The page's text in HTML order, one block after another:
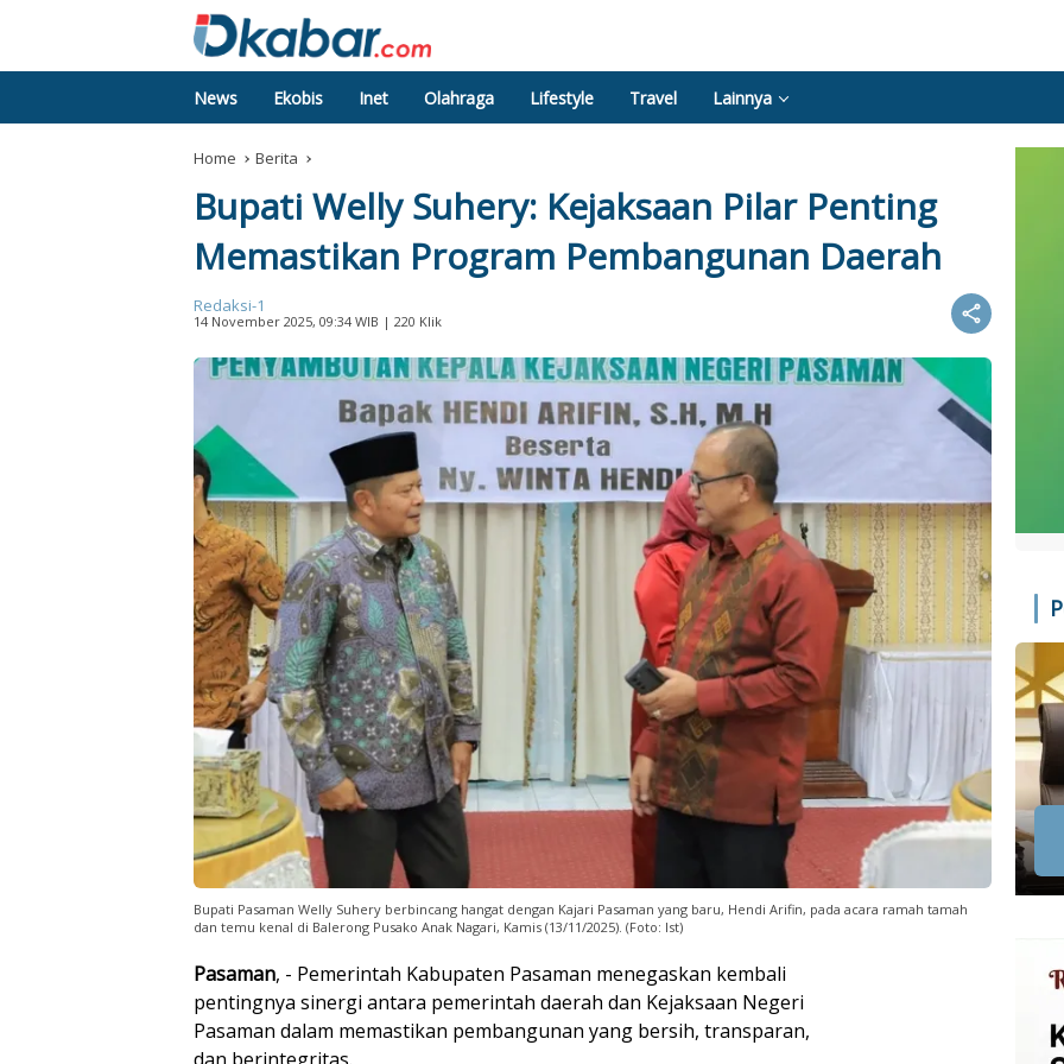
News Ekobis Inet Olahraga Lifestyle Travel Lainnya
Home Berita
Bupati Welly Suhery: Kejaksaan Pilar Penting
Memastikan Program Pembangunan Daerah
Redaksi-1
14 November 2025, 09:34 WIB | 220 Klik
Bupati Pasaman Welly Suhery berbincang hangat dengan Kajari Pasaman yang baru, Hendi Arifin, pada acara ramah tamah
dan temu kenal di Balerong Pusako Anak Nagari, Kamis (13/11/2025). (Foto: Ist)
Pasaman, - Pemerintah Kabupaten Pasaman menegaskan kembali
pentingnya sinergi antara pemerintah daerah dan Kejaksaan Negeri
Pasaman dalam memastikan pembangunan yang bersih, transparan,